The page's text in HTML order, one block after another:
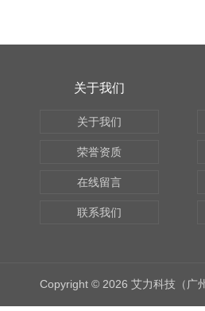
关于我们
关于我们
荣誉资质
在线留言
联系我们
Copyright © 2026 艾力科技（广